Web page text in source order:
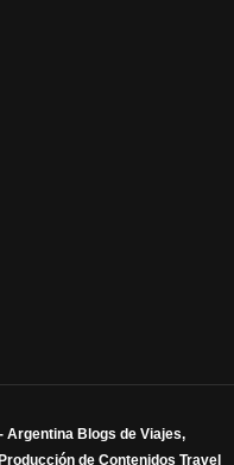
Argentina Blogs de Viajes,
de Contenidos Travel